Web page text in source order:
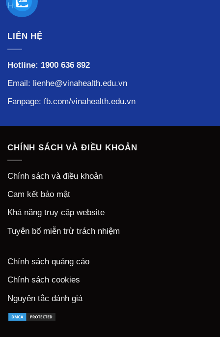
HCM
LIÊN HỆ
Hotline: 1900 636 892
Email: lienhe@vinahealth.edu.vn
Fanpage: fb.com/vinahealth.edu.vn
CHÍNH SÁCH VÀ ĐIỀU KHOẢN
Chính sách và điều khoản
Cam kết bảo mật
Khả năng truy cập website
Tuyên bố miễn trừ trách nhiệm
Chính sách quảng cáo
Chính sách cookies
Nguyên tắc đánh giá